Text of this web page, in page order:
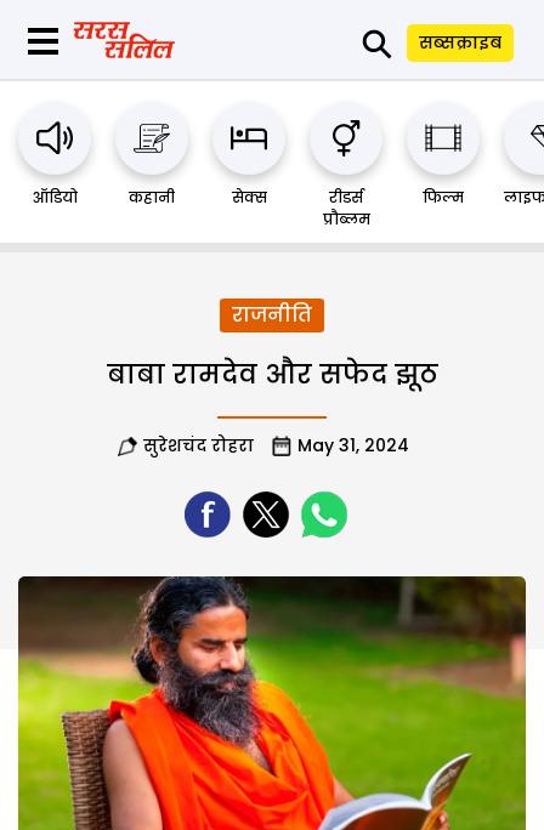
⚲ सब्सक्राइब
ऑडियो कहानी सेक्स
रीडर्स
प्रौब्लम
फिल्म
राजनीति
बाबा रामदेव और सफेद झूठ
सुरेशचंद रोहरा May 31, 2024